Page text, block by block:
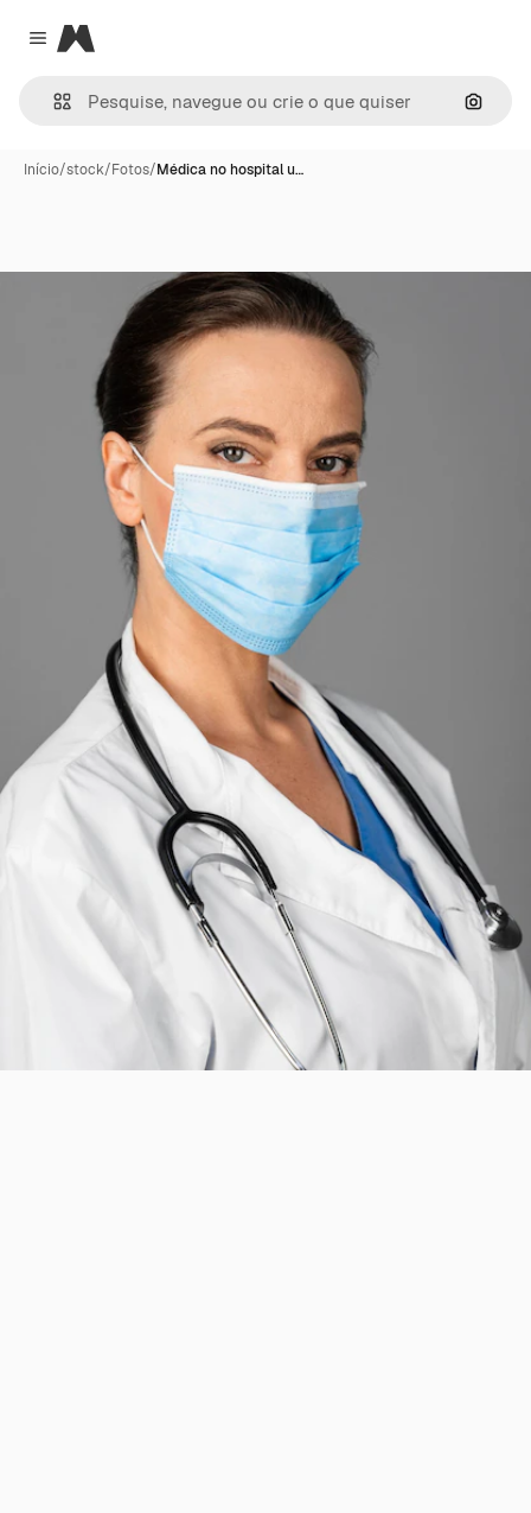
Close menu
Magnific
Início/stock/Fotos/Médica no hospital u…